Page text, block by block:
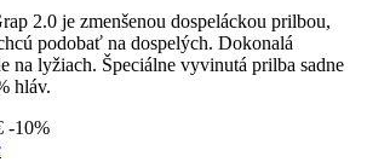
2.0 je zmenšenou dospeláckou prilbou,
podobať na dospelých. Dokonalá
na lyžiach. Špeciálne vyvinutá prilba sadne
hláv.
-10%